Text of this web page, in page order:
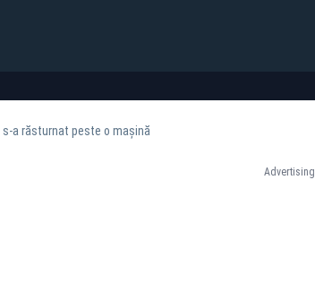
a răsturnat peste o mașină
Advertising